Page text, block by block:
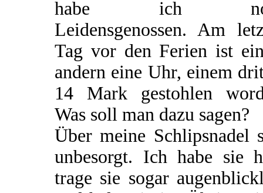
habe ich
Leidensgenossen. Am
Tag vor den Ferien ist
andern eine Uhr, einem
14 Mark gestohlen
Was soll man dazu sagen?
Über meine Schlipsnadel
unbesorgt. Ich habe sie
trage sie sogar